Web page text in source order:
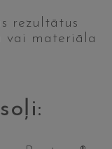
rezultātus
vai materiāla